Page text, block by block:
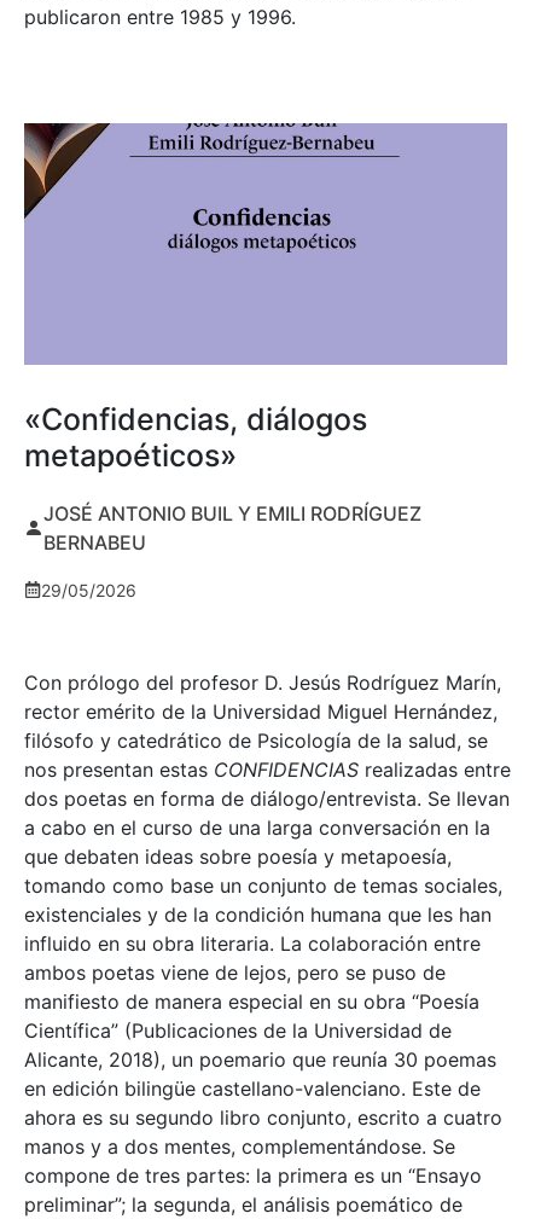
publicaron entre 1985 y 1996.
«Confidencias, diálogos
metapoéticos»
JOSÉ ANTONIO BUIL Y EMILI RODRÍGUEZ
BERNABEU
29/05/2026
Con prólogo del profesor D. Jesús Rodríguez Marín,
rector emérito de la Universidad Miguel Hernández,
filósofo y catedrático de Psicología de la salud, se
nos presentan estas CONFIDENCIAS realizadas entre
dos poetas en forma de diálogo/entrevista. Se llevan
a cabo en el curso de una larga conversación en la
que debaten ideas sobre poesía y metapoesía,
tomando como base un conjunto de temas sociales,
existenciales y de la condición humana que les han
influido en su obra literaria. La colaboración entre
ambos poetas viene de lejos, pero se puso de
manifiesto de manera especial en su obra “Poesía
Científica” (Publicaciones de la Universidad de
Alicante, 2018), un poemario que reunía 30 poemas
en edición bilingüe castellano-valenciano. Este de
ahora es su segundo libro conjunto, escrito a cuatro
manos y a dos mentes, complementándose. Se
compone de tres partes: la primera es un “Ensayo
preliminar”; la segunda, el análisis poemático de